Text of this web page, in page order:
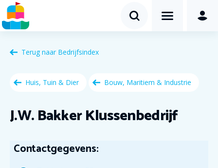
Terug naar Bedrijfsindex
Huis, Tuin & Dier Bouw, Maritiem & Industrie
J.W. Bakker Klussenbedrijf
Contactgegevens: